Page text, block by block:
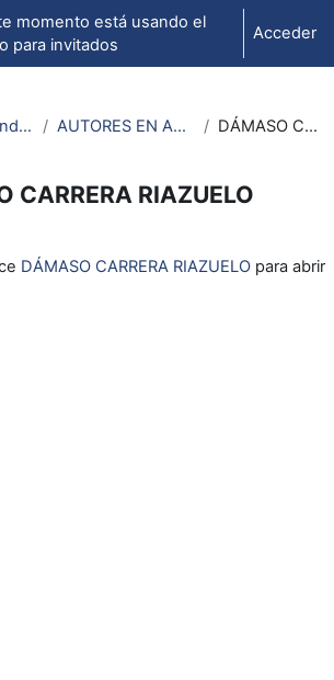
momento está usando el
para invitados
Acceder
Recursos para aprendizaje de lengua aragonesa AUTORES EN ARAGONÉS_RECOSIROS DÁMASO CARRERA RIAZUELO
CARRERA RIAZUELO
DÁMASO CARRERA RIAZUELO para abrir